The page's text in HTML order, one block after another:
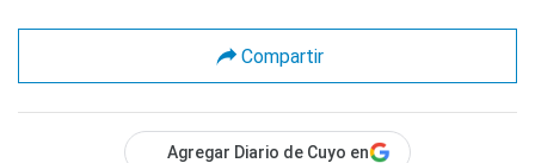
Compartir
Agregar Diario de Cuyo en